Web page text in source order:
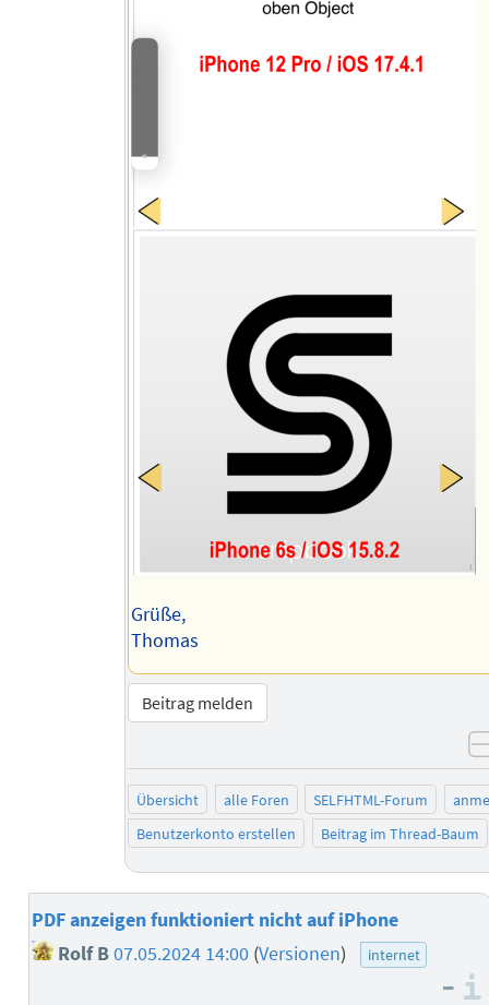
Grüße,
Thomas
Beitrag melden
Übersicht alle Foren SELFHTML-Forum
Benutzerkonto erstellen
Beitrag im Thread-Baum
PDF anzeigen funktioniert nicht auf iPhone
Rolf B07.05.2024 14:00 (Versionen) internet
–